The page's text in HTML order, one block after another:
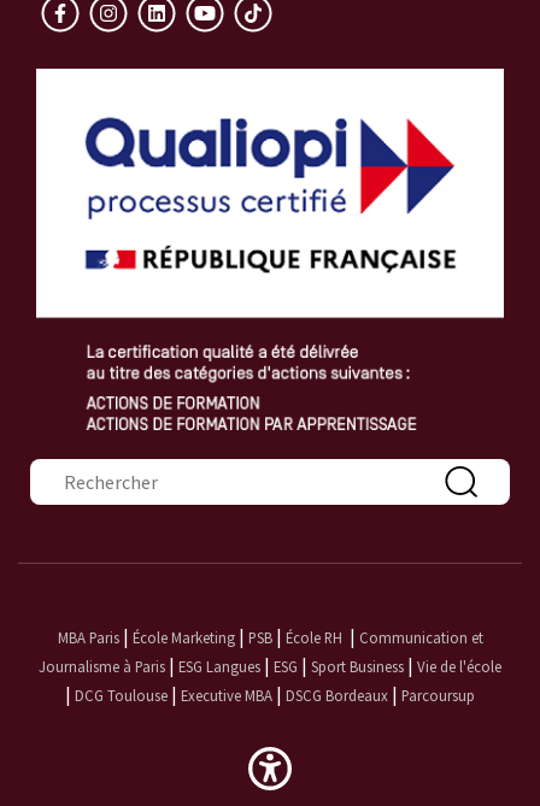
Formulaire de recherche
MBA Paris| École Marketing| PSB| École RH | Communication et
Journalisme à Paris | ESG Langues | ESG | Sport Business | Vie de l'école
| DCG Toulouse | Executive MBA | DSCG Bordeaux | Parcoursup